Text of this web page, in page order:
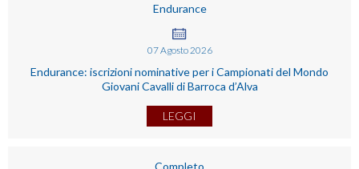
Endurance
07Agosto 2026
Endurance: iscrizioni nominative per i Campionati del Mondo
Giovani Cavalli di Barroca d’Alva
LEGGI
Completo